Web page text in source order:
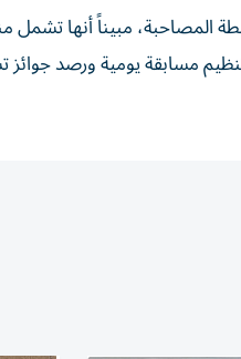
مبيناً أنها تشمل
مسابقة يومية ورصد جوائز